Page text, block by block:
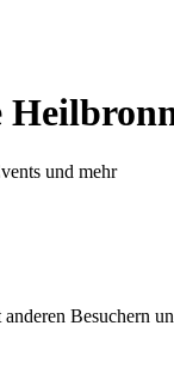
und mehr
Besuchern